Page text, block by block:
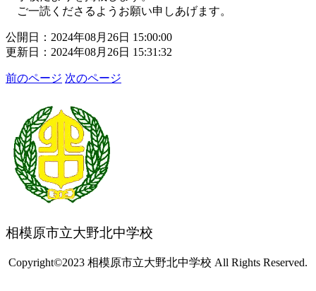
ご一読くださるようお願い申しあげます。
公開日：2024年08月26日 15:00:00
更新日：2024年08月26日 15:31:32
前のページ 次のページ
相模原市立大野北中学校
Copyright©2023 相模原市立大野北中学校 All Rights Reserved.